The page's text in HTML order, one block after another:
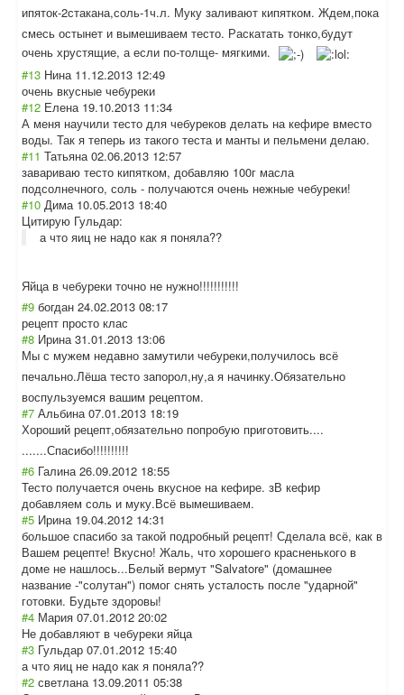
ипяток-2стакана,соль-1ч.л. Муку заливают кипятком. Ждем,пока
смесь остынет и вымешиваем тесто. Раскатать тонко,будут
очень хрустящие, а если по-толще- мягкими.
#13 Нина 11.12.2013 12:49
очень вкусные чебуреки
#12 Елена 19.10.2013 11:34
А меня научили тесто для чебуреков делать на кефире вместо
воды. Так я теперь из такого теста и манты и пельмени делаю.
#11 Татьяна 02.06.2013 12:57
завариваю тесто кипятком, добавляю 100г масла
подсолнечного, соль - получаются очень нежные чебуреки!
#10 Дима 10.05.2013 18:40
Цитирую Гульдар:
а что яиц не надо как я поняла??
Яйца в чебуреки точно не нужно!!!!!!!!!!!
#9 богдан 24.02.2013 08:17
рецепт просто клас
#8 Ирина 31.01.2013 13:06
Мы с мужем недавно замутили чебуреки,получилось всё
печально.Лёша тесто запорол,ну,а я начинку.Обязательно
воспульзуемся вашим рецептом.
#7 Альбина 07.01.2013 18:19
Хороший рецепт,обязательно попробую приготовить....
.......Спасибо!!!!!!!!!!
#6 Галина 26.09.2012 18:55
Тесто получается очень вкусное на кефире. зВ кефир
добавляем соль и муку.Всё вымешиваем.
#5 Ирина 19.04.2012 14:31
большое спасибо за такой подробный рецепт! Сделала всё, как в
Вашем рецепте! Вкусно! Жаль, что хорошего красненького в
доме не нашлось...Белый вермут "Salvatore" (домашнее
название -"солутан") помог снять усталость после "ударной"
готовки. Будьте здоровы!
#4 Мария 07.01.2012 20:02
Не добавляют в чебуреки яйца
#3 Гульдар 07.01.2012 15:40
а что яиц не надо как я поняла??
#2 светлана 13.09.2011 05:38